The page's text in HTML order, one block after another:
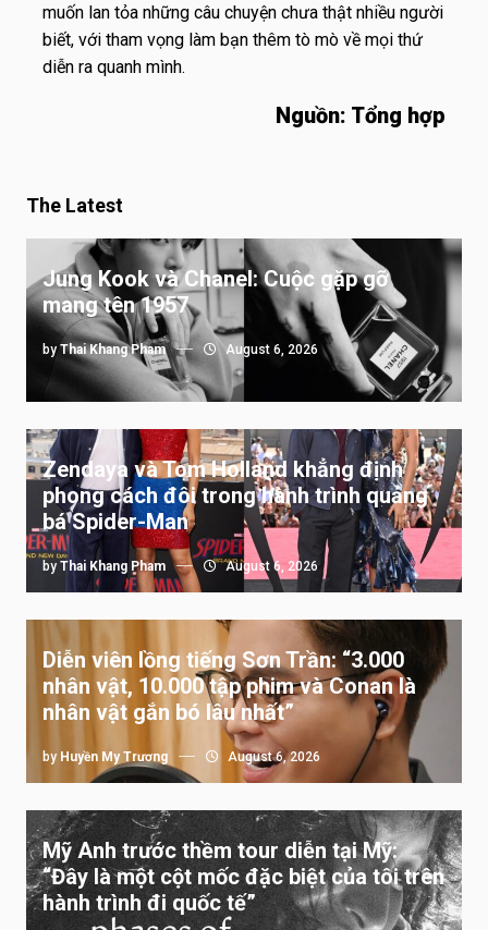
muốn lan tỏa những câu chuyện chưa thật nhiều người
biết, với tham vọng làm bạn thêm tò mò về mọi thứ
diễn ra quanh mình.
Nguồn: Tổng hợp
The Latest
Jung Kook và Chanel: Cuộc gặp gỡ
mang tên 1957
by Thai Khang Pham August 6, 2026
Zendaya và Tom Holland khẳng định
phong cách đôi trong hành trình quảng
bá Spider-Man
by Thai Khang Pham August 6, 2026
Diễn viên lồng tiếng Sơn Trần: “3.000
nhân vật, 10.000 tập phim và Conan là
nhân vật gắn bó lâu nhất”
by Huyền My Trương August 6, 2026
Mỹ Anh trước thềm tour diễn tại Mỹ:
“Đây là một cột mốc đặc biệt của tôi trên
hành trình đi quốc tế”